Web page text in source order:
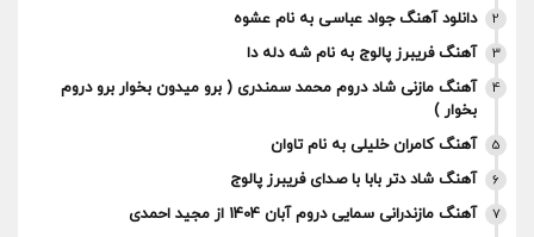
2 دانلود آهنگ جواد عباسی به نام عشوه
3 آهنگ فریبرز پالوج به نام شه دله دا
4
آهنگ مازنی شاد دروم محمد سمندری ( برو میدون بخوار برو دروم
بخوار )
5 آهنگ کامران خلیلی به نام تاوان
6 آهنگ شاد دتر بابا با صدای فریبرز پالوج
7 آهنگ مازندرانی سمایی دروم آبان 1404 از مجید احمدی